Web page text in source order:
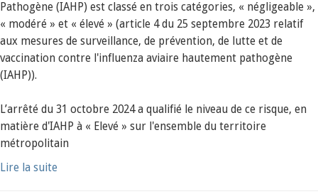
Pathogène (IAHP) est classé en trois catégories, « négligeable »,
« modéré » et « élevé » (article 4 du 25 septembre 2023 relatif
aux mesures de surveillance, de prévention, de lutte et de
vaccination contre l'influenza aviaire hautement pathogène
(IAHP)).
L’arrêté du 31 octobre 2024 a qualifié le niveau de ce risque, en
matière d'IAHP à « Elevé » sur l'ensemble du territoire
métropolitain
Lire la suite